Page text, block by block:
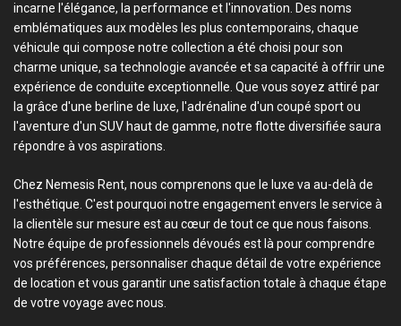
incarne l'élégance, la performance et l'innovation. Des noms
emblématiques aux modèles les plus contemporains, chaque
véhicule qui compose notre collection a été choisi pour son
charme unique, sa technologie avancée et sa capacité à offrir une
expérience de conduite exceptionnelle. Que vous soyez attiré par
la grâce d'une berline de luxe, l'adrénaline d'un coupé sport ou
l'aventure d'un SUV haut de gamme, notre flotte diversifiée saura
répondre à vos aspirations.
Chez Nemesis Rent, nous comprenons que le luxe va au-delà de
l'esthétique. C'est pourquoi notre engagement envers le service à
la clientèle sur mesure est au cœur de tout ce que nous faisons.
Notre équipe de professionnels dévoués est là pour comprendre
vos préférences, personnaliser chaque détail de votre expérience
de location et vous garantir une satisfaction totale à chaque étape
de votre voyage avec nous.